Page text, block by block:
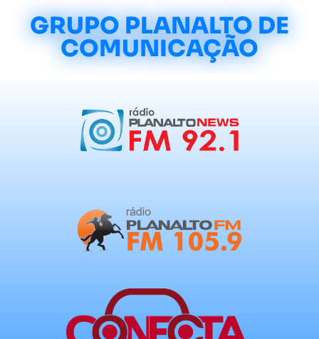
GRUPO PLANALTO DE
COMUNICAÇÃO